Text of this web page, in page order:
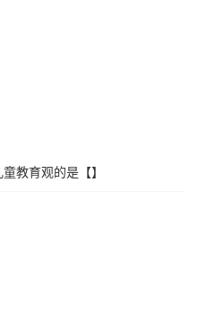
教育观的是【】